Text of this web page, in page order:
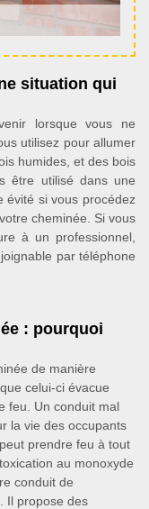
situation qui
lorsque vous ne
utilisez pour allumer
humides, et des bois
être utilisé dans une
évité si vous procédez
cheminée. Si vous
à un professionnel,
par téléphone
: pourquoi
de manière
celui-ci évacue
feu. Un conduit mal
la vie des occupants
prendre feu à tout
au monoxyde
conduit de
Il propose des